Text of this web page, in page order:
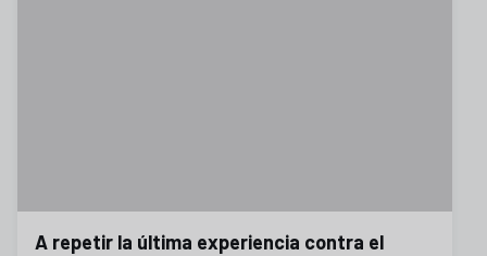
A repetir la última experiencia contra el